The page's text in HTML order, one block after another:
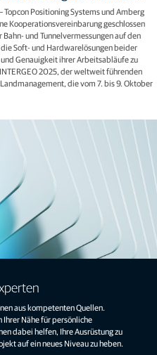
Topcon Positioning Systems und Amberg
Kooperationsvereinbarung geschlossen
und Tunnelvermessungen auf den
Soft- und Hardwarelösungen beider
Genauigkeit ihrer Arbeitsabläufe zu
2025, der weltweit führenden
die vom 7. bis 9. Oktober
aus kompetenten Quellen.
Ihrer Nähe für persönliche
dabei helfen, Ihre Ausrüstung zu
auf ein neues Niveau zu heben.